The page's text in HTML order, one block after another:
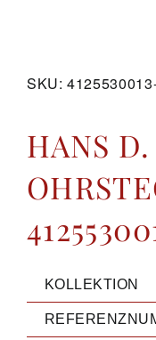
SKU:
HANS
KOLLEKTION